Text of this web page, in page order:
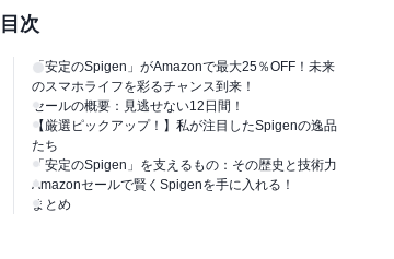
目次
「安定のSpigen」がAmazonで最大25％OFF！未来
のスマホライフを彩るチャンス到来！
セールの概要：見逃せない12日間！
【厳選ピックアップ！】私が注目したSpigenの逸品
たち
「安定のSpigen」を支えるもの：その歴史と技術力
Amazonセールで賢くSpigenを手に入れる！
まとめ